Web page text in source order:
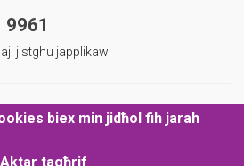
9961
jistghu japplikaw
u infurmat!
Dikjarazzjoni ta’ Aċċessibbiltà
biex min jidħol fih jarah
Aktar tagħrif